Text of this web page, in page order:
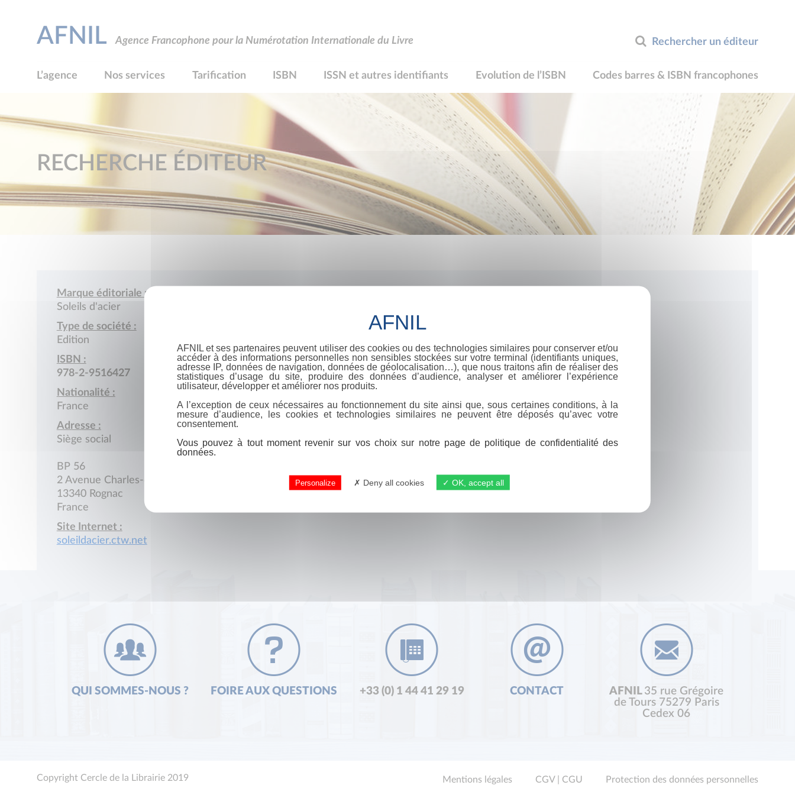
Rechercher un éditeur
AFNIL Agence Francophone pour la Numérotation Internationale du Livre
L’agence Nos services Tarification ISBN ISSN et autres identifiants Evolution de l’ISBN Codes barres & ISBN francophones
RECHERCHE ÉDITEUR
Marque éditoriale :
Soleils d'acier
Type de société :
Edition
ISBN :
978-2-9516427
Nationalité :
France
Adresse :
Siège social
BP 56
2 Avenue Charles-de-Gaulle
13340 Rognac
France
Site Internet :
soleildacier.ctw.net
QUI SOMMES-NOUS ? FOIRE AUX QUESTIONS +33 (0) 1 44 41 29 19 CONTACT AFNIL 35 rue Grégoire
de Tours 75279 Paris
Cedex 06
Copyright Cercle de la Librairie 2019 Mentions légales CGV | CGU Protection des données personnelles
AFNIL et ses partenaires peuvent utiliser des cookies ou des technologies similaires pour conserver et/ou
accéder à des informations personnelles non sensibles stockées sur votre terminal (identifiants uniques,
adresse IP, données de navigation, données de géolocalisation…), que nous traitons afin de réaliser des
statistiques d’usage du site, produire des données d’audience, analyser et améliorer l’expérience
utilisateur, développer et améliorer nos produits.
A l’exception de ceux nécessaires au fonctionnement du site ainsi que, sous certaines conditions, à la
mesure d’audience, les cookies et technologies similaires ne peuvent être déposés qu’avec votre
consentement.
Vous pouvez à tout moment revenir sur vos choix sur notre page de politique de confidentialité des
données.
Personalize Deny all cookies OK, accept all